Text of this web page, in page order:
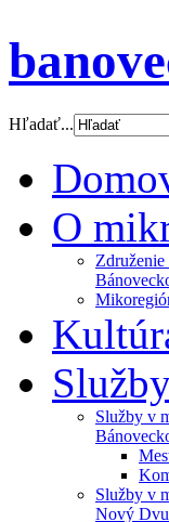
Hľadať...
O
Združenie
Služby v
Služby v
Nový